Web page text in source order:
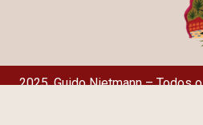
2025, Guido Nietmann – Todos